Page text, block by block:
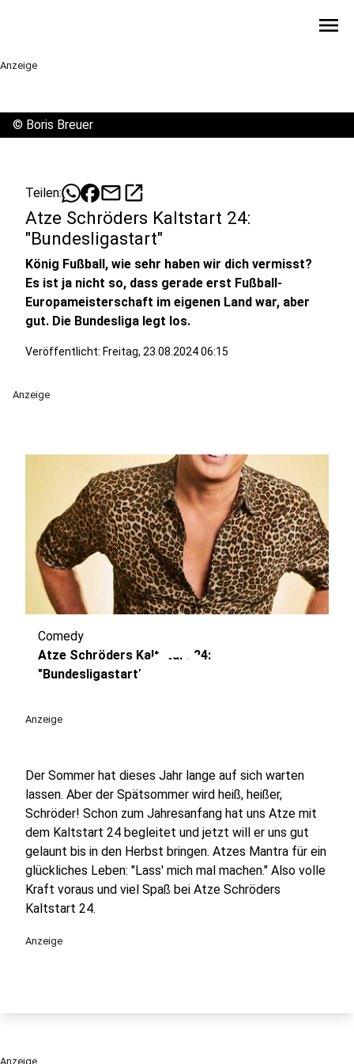
menu
Anzeige
© Boris Breuer
Teilen: mailopen_in_new
Atze Schröders Kaltstart 24:
"Bundesligastart"
König Fußball, wie sehr haben wir dich vermisst?
Es ist ja nicht so, dass gerade erst Fußball-
Europameisterschaft im eigenen Land war, aber
gut. Die Bundesliga legt los.
Veröffentlicht: Freitag, 23.08.2024 06:15
Anzeige
play_circle
Comedy
Atze Schröders Kaltstart 24:
"Bundesligastart"
Anzeige
Der Sommer hat dieses Jahr lange auf sich warten
lassen. Aber der Spätsommer wird heiß, heißer,
Schröder! Schon zum Jahresanfang hat uns Atze mit
dem Kaltstart 24 begleitet und jetzt will er uns gut
gelaunt bis in den Herbst bringen. Atzes Mantra für ein
glückliches Leben: "Lass' mich mal machen." Also volle
Kraft voraus und viel Spaß bei Atze Schröders
Kaltstart 24.
Anzeige
Anzeige